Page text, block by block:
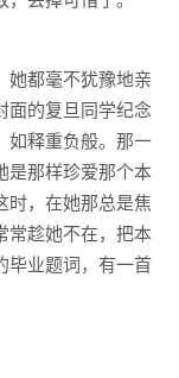
她都毫不犹豫地亲
面的复旦同学纪念
如释重负般。那一
是那样珍爱那个本
时，在她那总是焦
常趁她不在，把本
毕业题词，有一首